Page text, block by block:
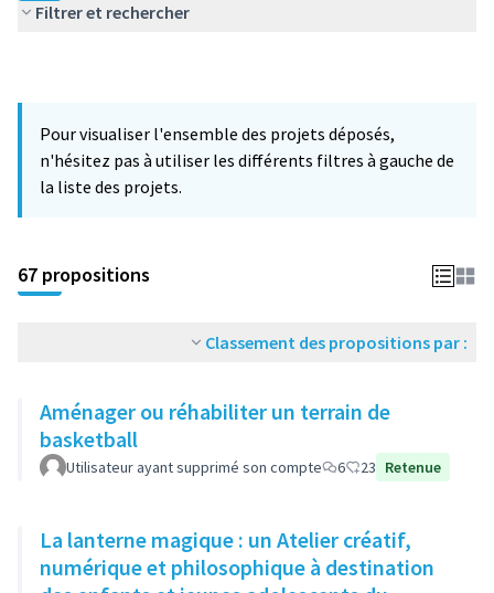
Filtrer et rechercher
Pour visualiser l'ensemble des projets déposés,
n'hésitez pas à utiliser les différents filtres à gauche de
la liste des projets.
67 propositions
Classement des propositions par :
Aménager ou réhabiliter un terrain de
basketball
Utilisateur ayant supprimé son compte 6 23 Retenue
La lanterne magique : un Atelier créatif,
numérique et philosophique à destination